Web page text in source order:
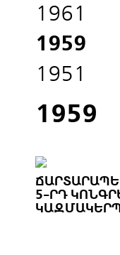
1961
1959
1951
1959
5-ՐԴ